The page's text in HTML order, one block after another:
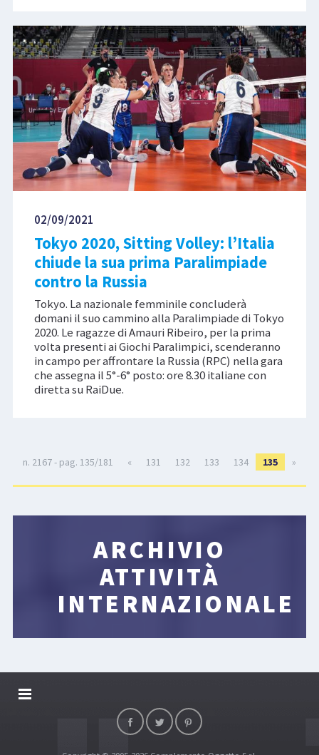
02/09/2021
Tokyo 2020, Sitting Volley: l’Italia
chiude la sua prima Paralimpiade
contro la Russia
Tokyo. La nazionale femminile concluderà
domani il suo cammino alla Paralimpiade di Tokyo
2020. Le ragazze di Amauri Ribeiro, per la prima
volta presenti ai Giochi Paralimpici, scenderanno
in campo per affrontare la Russia (RPC) nella gara
che assegna il 5°-6° posto: ore 8.30 italiane con
diretta su RaiDue.
n. 2167 - pag. 135/181 « 131 132 133 134 135 »
ARCHIVIO
ATTIVITÀ
INTERNAZIONALE
DALLARIVOLLEY SOSTIENE